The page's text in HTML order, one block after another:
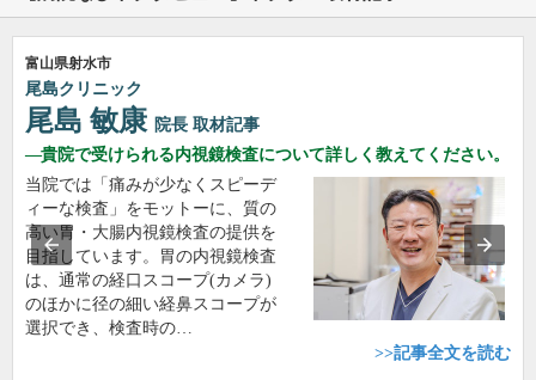
富山県射水市
尾島クリニック
尾島 敏康 院長 取材記事
貴院で受けられる内視鏡検査について詳しく教えてください。
当院では「痛みが少なくスピーデ
ィーな検査」をモットーに、質の
高い胃・大腸内視鏡検査の提供を
目指しています。胃の内視鏡検査
は、通常の経口スコープ(カメラ)
のほかに径の細い経鼻スコープが
選択でき、検査時の…
>>記事全文を読む